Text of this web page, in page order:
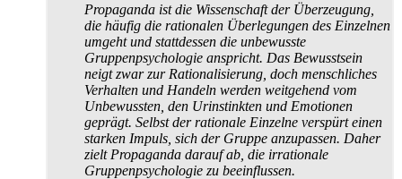
Propaganda ist die Wissenschaft der Überzeugung,
die häufig die rationalen Überlegungen des Einzelnen
umgeht und stattdessen die unbewusste
Gruppenpsychologie anspricht. Das Bewusstsein
neigt zwar zur Rationalisierung, doch menschliches
Verhalten und Handeln werden weitgehend vom
Unbewussten, den Urinstinkten und Emotionen
geprägt. Selbst der rationale Einzelne verspürt einen
starken Impuls, sich der Gruppe anzupassen. Daher
zielt Propaganda darauf ab, die irrationale
Gruppenpsychologie zu beeinflussen.